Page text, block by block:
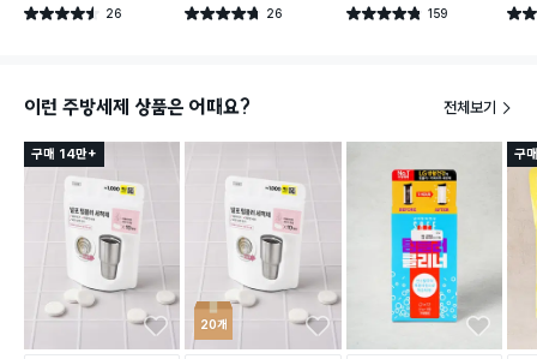
별점 4.5점 26
건 작성 별점 4.7점 26
건 작성 별점 4.8점 159
건 작성 별점
이런 주방세제 상품은 어때요? 전체보기
구매 14만+
20개
구